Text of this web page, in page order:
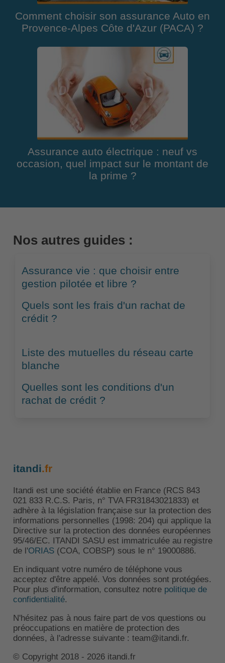
Comment choisir son assurance Auto en
Provence-Alpes Côte d'Azur (PACA) ?
Assurance auto électrique : neuf vs
occasion, quel impact sur le montant de
la prime ?
Nos autres guides :
Assurance vie : que choisir entre
gestion pilotée et libre ?
Quels sont les frais d'un rachat de
crédit ?
Liste des mutuelles du réseau carte
blanche
Quelles sont les conditions d'un
rachat de crédit ?
itandi.fr
Itandi est une société établie en France (RCS 843
021 833 R.C.S. Paris, n° TVA FR31843021833) et
adhère à la législation française sur la protection des
informations personnelles (1998: 204) qui applique la
Directive sur la protection des données européennes
95/46/EC. ITANDI SASU est immatriculée au registre
de l'ORIAS(COA, COBSP) sous le n° 19000886.
En indiquant votre numéro de téléphone vous
acceptez d'être appelé. Vos données sont protégées.
Pour plus d'information, consultez notre politique de
confidentialité.
N'hésitez pas à nous faire part de vos questions ou
préoccupations en matière de protection des
données, à l'adresse suivante : team@itandi.fr.
© Copyright 2018 - 2026 itandi.fr